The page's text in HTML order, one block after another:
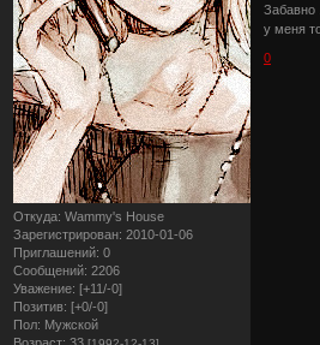
Откуда: Wammy's House
Зарегистрирован: 2010-01-06
Приглашений: 0
Сообщений: 2206
Уважение: [+11/-0]
Позитив: [+0/-0]
Пол: Мужской
Забавно .
у меня
0